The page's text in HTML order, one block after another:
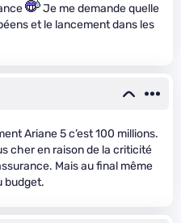
Je me demande quelle
et le lancement dans les
Ariane 5 c’est 100 millions.
cher en raison de la criticité
Mais au final même
budget.